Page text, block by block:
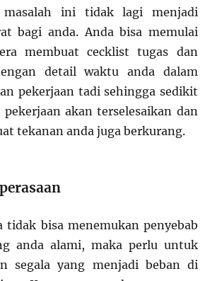
masalah ini tidak lagi menjadi
bagi anda. Anda bisa memulai
membuat cecklist tugas dan
detail waktu anda dalam
pekerjaan tadi sehingga sedikit
akan terselesaikan dan
tekanan anda juga berkurang.
tidak bisa menemukan penyebab
anda alami, maka perlu untuk
segala yang menjadi beban di